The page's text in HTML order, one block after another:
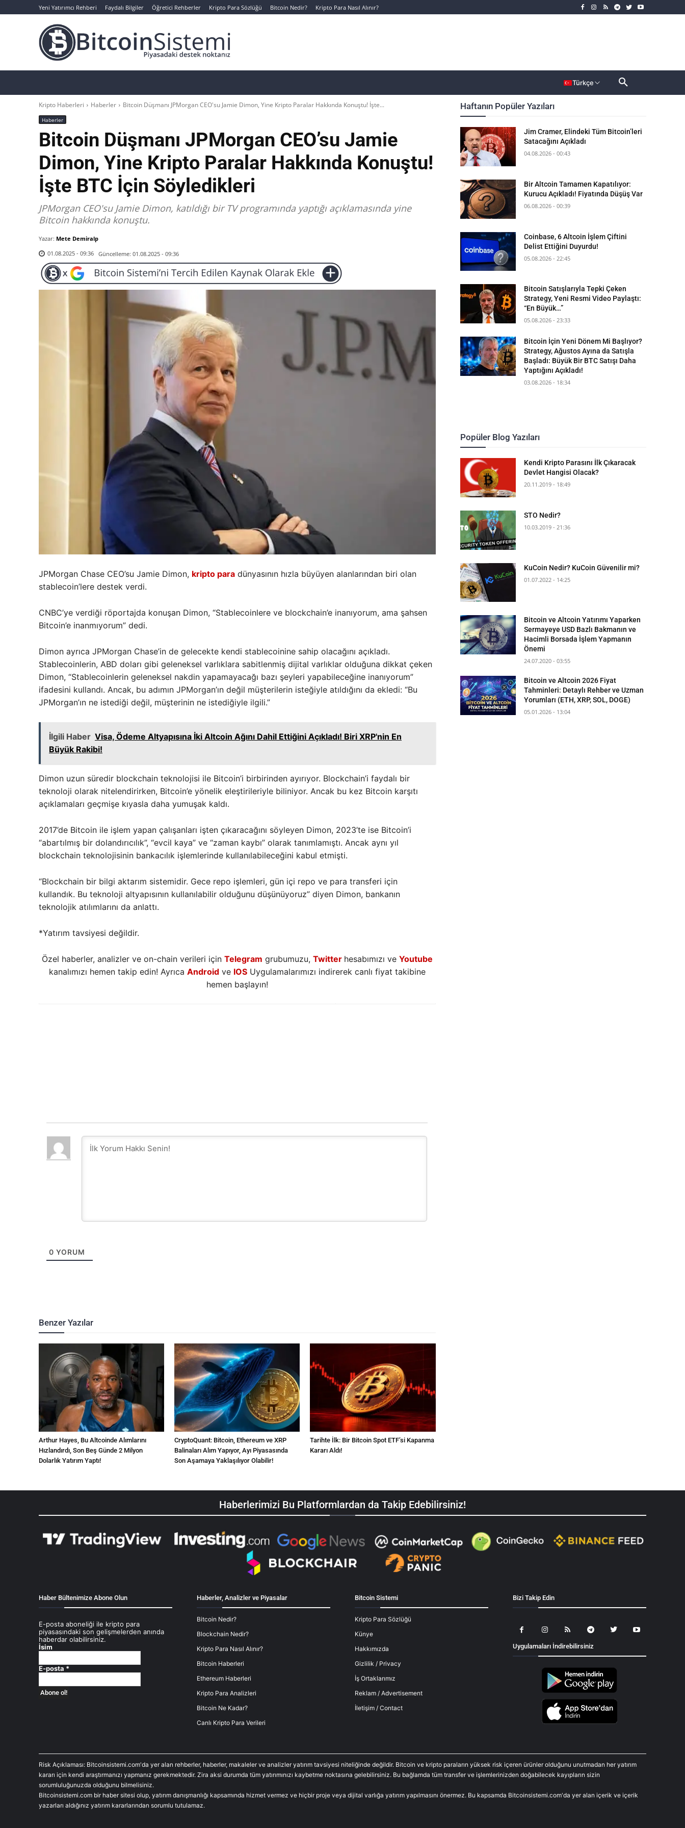
Yeni Yatırımcı Rehberi Faydalı Bilgiler Öğretici Rehberler Kripto Para Sözlüğü Bitcoin Nedir? Kripto Para Nasıl Alınır?
Türkçe
Kripto Haberleri Haberler Bitcoin Düşmanı JPMorgan CEO'su Jamie Dimon, Yine Kripto Paralar Hakkında Konuştu! İşte...
Haberler
Bitcoin Düşmanı JPMorgan CEO’su Jamie
Dimon, Yine Kripto Paralar Hakkında Konuştu!
İşte BTC İçin Söyledikleri
JPMorgan CEO'su Jamie Dimon, katıldığı bir TV programında yaptığı açıklamasında yine
Bitcoin hakkında konuştu.
Yazar: Mete Demiralp
01.08.2025 - 09:36 Güncelleme: 01.08.2025 - 09:36
JPMorgan Chase CEO’su Jamie Dimon, kripto para dünyasının hızla büyüyen alanlarından biri olan
stablecoin’lere destek verdi.
CNBC’ye verdiği röportajda konuşan Dimon, “Stablecoinlere ve blockchain’e inanıyorum, ama şahsen
Bitcoin’e inanmıyorum” dedi.
Dimon ayrıca JPMorgan Chase’in de gelecekte kendi stablecoinine sahip olacağını açıkladı.
Stablecoinlerin, ABD doları gibi geleneksel varlıklara sabitlenmiş dijital varlıklar olduğuna dikkat çeken
Dimon, “Stablecoinlerin geleneksel nakdin yapamayacağı bazı şeyleri yapabileceğine inanıyorum”
ifadesini kullandı. Ancak, bu adımın JPMorgan’ın değil müşterilerin isteğiyle atıldığını da ekledi: “Bu
JPMorgan’ın ne istediği değil, müşterinin ne istediğiyle ilgili.”
İlgili Haber Visa, Ödeme Altyapısına İki Altcoin Ağını Dahil Ettiğini Açıkladı! Biri XRP'nin En
Büyük Rakibi!
Dimon uzun süredir blockchain teknolojisi ile Bitcoin’i birbirinden ayırıyor. Blockchain’i faydalı bir
teknoloji olarak nitelendirirken, Bitcoin’e yönelik eleştirileriyle biliniyor. Ancak bu kez Bitcoin karşıtı
açıklamaları geçmişe kıyasla daha yumuşak kaldı.
2017’de Bitcoin ile işlem yapan çalışanları işten çıkaracağını söyleyen Dimon, 2023’te ise Bitcoin’i
“abartılmış bir dolandırıcılık”, “evcil kaya” ve “zaman kaybı” olarak tanımlamıştı. Ancak aynı yıl
blockchain teknolojisinin bankacılık işlemlerinde kullanılabileceğini kabul etmişti.
“Blockchain bir bilgi aktarım sistemidir. Gece repo işlemleri, gün içi repo ve para transferi için
kullandık. Bu teknoloji altyapısının kullanılabilir olduğunu düşünüyoruz” diyen Dimon, bankanın
teknolojik atılımlarını da anlattı.
*Yatırım tavsiyesi değildir.
Özel haberler, analizler ve on-chain verileri için Telegram grubumuzu, Twitter hesabımızı ve Youtube
kanalımızı hemen takip edin! Ayrıca Androidve IOSUygulamalarımızı indirerek canlı fiyat takibine
hemen başlayın!
0 YORUM
Benzer Yazılar
Arthur Hayes, Bu Altcoinde Alımlarını
Hızlandırdı, Son Beş Günde 2 Milyon
Dolarlık Yatırım Yaptı!
CryptoQuant: Bitcoin, Ethereum ve XRP
Balinaları Alım Yapıyor, Ayı Piyasasında
Son Aşamaya Yaklaşılıyor Olabilir!
Tarihte İlk: Bir Bitcoin Spot ETF’si Kapanma
Kararı Aldı!
Haftanın Popüler Yazıları
Jim Cramer, Elindeki Tüm Bitcoin’leri
Satacağını Açıkladı
04.08.2026 - 00:43
Bir Altcoin Tamamen Kapatılıyor:
Kurucu Açıkladı! Fiyatında Düşüş Var
06.08.2026 - 00:39
Coinbase, 6 Altcoin İşlem Çiftini
Delist Ettiğini Duyurdu!
05.08.2026 - 22:45
Bitcoin Satışlarıyla Tepki Çeken
Strategy, Yeni Resmi Video Paylaştı:
“En Büyük…”
05.08.2026 - 23:33
Bitcoin İçin Yeni Dönem Mi Başlıyor?
Strategy, Ağustos Ayına da Satışla
Başladı: Büyük Bir BTC Satışı Daha
Yaptığını Açıkladı!
03.08.2026 - 18:34
Popüler Blog Yazıları
Kendi Kripto Parasını İlk Çıkaracak
Devlet Hangisi Olacak?
20.11.2019 - 18:49
STO Nedir?
10.03.2019 - 21:36
KuCoin Nedir? KuCoin Güvenilir mi?
01.07.2022 - 14:25
Bitcoin ve Altcoin Yatırımı Yaparken
Sermayeye USD Bazlı Bakmanın ve
Hacimli Borsada İşlem Yapmanın
Önemi
24.07.2020 - 03:55
Bitcoin ve Altcoin 2026 Fiyat
Tahminleri: Detaylı Rehber ve Uzman
Yorumları (ETH, XRP, SOL, DOGE)
05.01.2026 - 13:04
Haberlerimizi Bu Platformlardan da Takip Edebilirsiniz!
Haber Bültenimize Abone Olun
E-posta aboneliği ile kripto para
piyasasındaki son gelişmelerden anında
haberdar olabilirsiniz.
İsim
E-posta *
Haberler, Analizler ve Piyasalar
Bitcoin Nedir?
Blockchain Nedir?
Kripto Para Nasıl Alınır?
Bitcoin Haberleri
Ethereum Haberleri
Kripto Para Analizleri
Bitcoin Ne Kadar?
Canlı Kripto Para Verileri
Bitcoin Sistemi
Kripto Para Sözlüğü
Künye
Hakkımızda
Gizlilik / Privacy
İş Ortaklarımız
Reklam / Advertisement
İletişim / Contact
Bizi Takip Edin
Uygulamaları İndirebilirsiniz
Risk Açıklaması: Bitcoinsistemi.com'da yer alan rehberler, haberler, makaleler ve analizler yatırım tavsiyesi niteliğinde değildir. Bitcoin ve kripto paraların yüksek risk içeren ürünler olduğunu unutmadan her yatırım
kararı için kendi araştırmanızı yapmanız gerekmektedir. Zira aksi durumda tüm yatırımınızı kaybetme noktasına gelebilirsiniz. Bu bağlamda tüm transfer ve işlemlerinizden doğabilecek kayıpların sizin
sorumluluğunuzda olduğunu bilmelisiniz.
Bitcoinsistemi.com bir haber sitesi olup, yatırım danışmanlığı kapsamında hizmet vermez ve hiçbir proje veya dijital varlığa yatırım yapılmasını önermez. Bu kapsamda Bitcoinsistemi.com'da yer alan içerik ve içerik
yazarları aldığınız yatırım kararlarından sorumlu tutulamaz.